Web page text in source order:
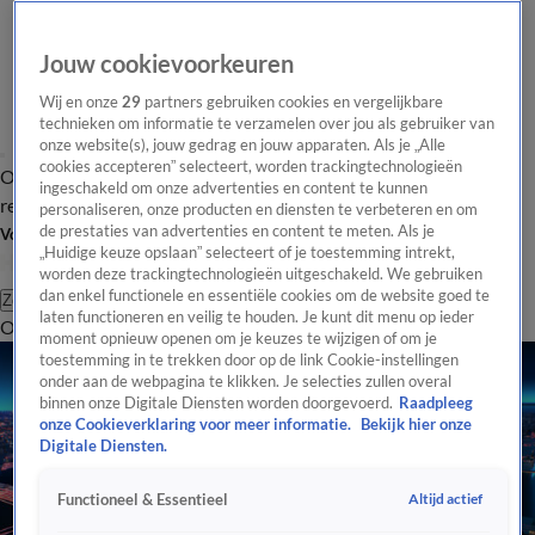
Overzicht Laatste nieuws Regionieuws Het beste van Hart
Tip de
redactie
Volg Hart van Nederland
Zoeken
OverzichtRegioUitzendingenWeerTip de redactiePanelVideo's
Jouw cookievoorkeuren
Wij en onze29 partners gebruiken cookies en vergelijkbare
technieken om informatie te verzamelen over jou als gebruiker van
onze website(s), jouw gedrag en jouw apparaten. Als je „Alle
cookies accepteren” selecteert, worden trackingtechnologieën
ingeschakeld om onze advertenties en content te kunnen
personaliseren, onze producten en diensten te verbeteren en om
de prestaties van advertenties en content te meten. Als je
„Huidige keuze opslaan” selecteert of je toestemming intrekt,
worden deze trackingtechnologieën uitgeschakeld. We gebruiken
dan enkel functionele en essentiële cookies om de website goed te
laten functioneren en veilig te houden. Je kunt dit menu op ieder
moment opnieuw openen om je keuzes te wijzigen of om je
toestemming in te trekken door op de link Cookie-instellingen
onder aan de webpagina te klikken. Je selecties zullen overal
binnen onze Digitale Diensten worden doorgevoerd. Raadpleeg
onze Cookieverklaring voor meer informatie.
Bekijk hier onze
Digitale Diensten.
Functioneel & Essentieel Altijd actief